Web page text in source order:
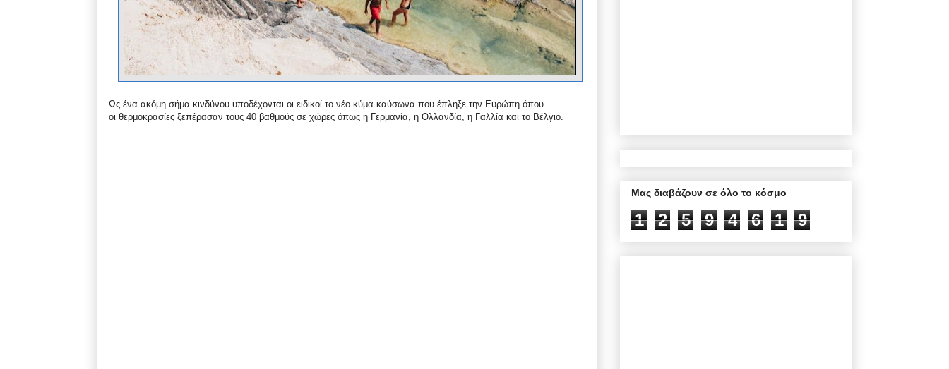
Ως ένα ακόμη σήμα κινδύνου υποδέχονται οι ειδικοί το νέο κύμα καύσωνα που έπληξε την Ευρώπη όπου ...
οι θερμοκρασίες ξεπέρασαν τους 40 βαθμούς σε χώρες όπως η Γερμανία, η Ολλανδία, η Γαλλία και το Βέλγιο.
Μας διαβάζουν σε όλο το κόσμο
1 2 5 9 4 6 1 9